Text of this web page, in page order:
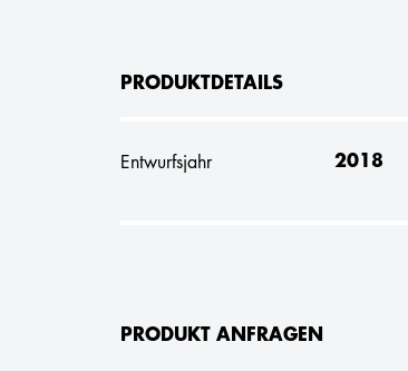
PRODUKTDETAILS
Entwurfsjahr 2018
PRODUKT ANFRAGEN